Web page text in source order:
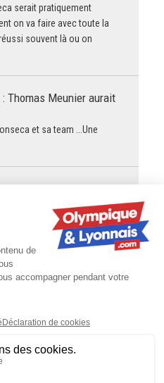
serait pratiquement
on va faire avec toute la
souvent là ou on
Thomas Meunier aurait
et sa team ...Une
Meunier aurait pu signer
soient conscients que
absence de remise en